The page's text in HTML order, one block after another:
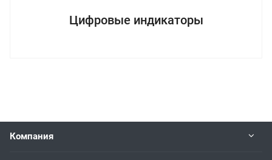
Цифровые индикаторы
Компания